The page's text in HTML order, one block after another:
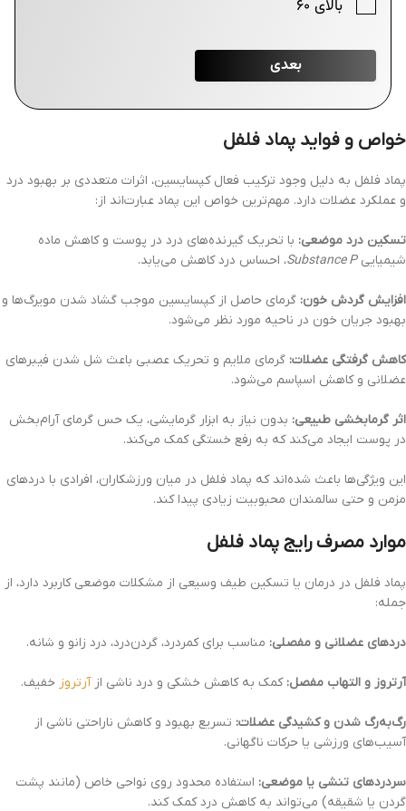
خواص و فواید پماد فلفل
پماد فلفل به دلیل وجود ترکیب فعال کپسایسین، اثرات متعددی بر بهبود درد
و عملکرد عضلات دارد. مهم‌ترین خواص این پماد عبارت‌اند از:
تسکین درد موضعی: با تحریک گیرنده‌های درد در پوست و کاهش ماده
شیمیاییSubstance P، احساس درد کاهش می‌یابد.
افزایش گردش خون: گرمای حاصل از کپسایسین موجب گشاد شدن مویرگ‌ها و
بهبود جریان خون در ناحیه مورد نظر می‌شود.
کاهش گرفتگی عضلات: گرمای ملایم و تحریک عصبی باعث شل شدن فیبرهای
عضلانی و کاهش اسپاسم می‌شود.
اثر گرمابخشی طبیعی: بدون نیاز به ابزار گرمایشی، یک حس گرمای آرام‌بخش
در پوست ایجاد می‌کند که به رفع خستگی کمک می‌کند.
این ویژگی‌ها باعث شده‌اند که پماد فلفل در میان ورزشکاران، افرادی با دردهای
مزمن و حتی سالمندان محبوبیت زیادی پیدا کند.
موارد مصرف رایج پماد فلفل
پماد فلفل در درمان یا تسکین طیف وسیعی از مشکلات موضعی کاربرد دارد، از
جمله:
دردهای عضلانی و مفصلی: مناسب برای کمردرد، گردن‌درد، درد زانو و شانه.
آرتروز و التهاب مفصل: کمک به کاهش خشکی و درد ناشی ازآرتروز خفیف.
رگ‌به‌رگ شدن و کشیدگی عضلات: تسریع بهبود و کاهش ناراحتی ناشی از
آسیب‌های ورزشی یا حرکات ناگهانی.
سردردهای تنشی یا موضعی: استفاده محدود روی نواحی خاص (مانند پشت
گردن یا شقیقه) می‌تواند به کاهش درد کمک کند.